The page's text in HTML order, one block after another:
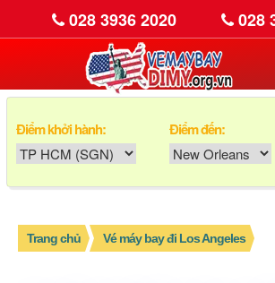
028 3936 2020 028
Điểm khởi hành: Điểm đến:
Trang chủ Vé máy bay đi Los Angeles